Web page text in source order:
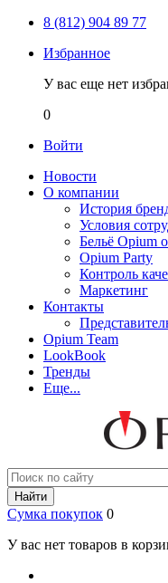
8 (812) 904 89 77
Избранное
У вас еще нет
0
Войти
Новости
О компании
История
Условия
Бельё Opium
Opium Party
Контроль
Маркетинг
Контакты
Opium Team
LookBook
Тренды
Еще...
Найти
Сумка покупок 0
У вас нет товаров в